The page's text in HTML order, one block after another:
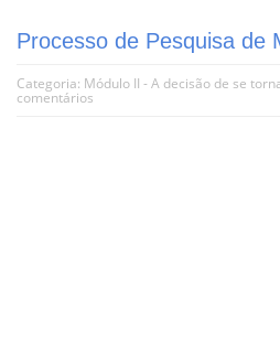
Processo de Pesquisa de
Categoria: Módulo II - A decisão de se
comentários